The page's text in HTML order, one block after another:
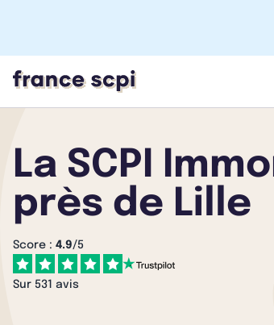
La SCPI
près de Lille
Score : 4.9/5
Sur 531 avis